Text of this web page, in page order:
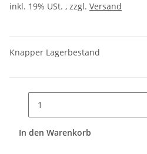
inkl. 19% USt. , zzgl. Versand
Knapper Lagerbestand
In den Warenkorb